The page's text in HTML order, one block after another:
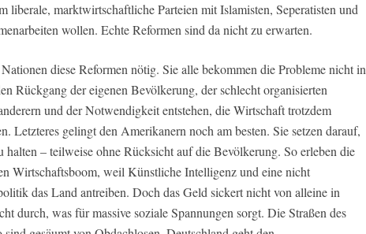
liberale, marktwirtschaftliche Parteien mit Islamisten, Seperatisten und
wollen. Echte Reformen sind da nicht zu erwarten.
diese Reformen nötig. Sie alle bekommen die Probleme nicht in
Rückgang der eigenen Bevölkerung, der schlecht organisierten
und der Notwendigkeit entstehen, die Wirtschaft trotzdem
Letzteres gelingt den Amerikanern noch am besten. Sie setzen darauf,
halten – teilweise ohne Rücksicht auf die Bevölkerung. So erleben die
Wirtschaftsboom, weil Künstliche Intelligenz und eine nicht
das Land antreiben. Doch das Geld sickert nicht von alleine in
durch, was für massive soziale Spannungen sorgt. Die Straßen des